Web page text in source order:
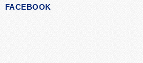
FACEBOOK